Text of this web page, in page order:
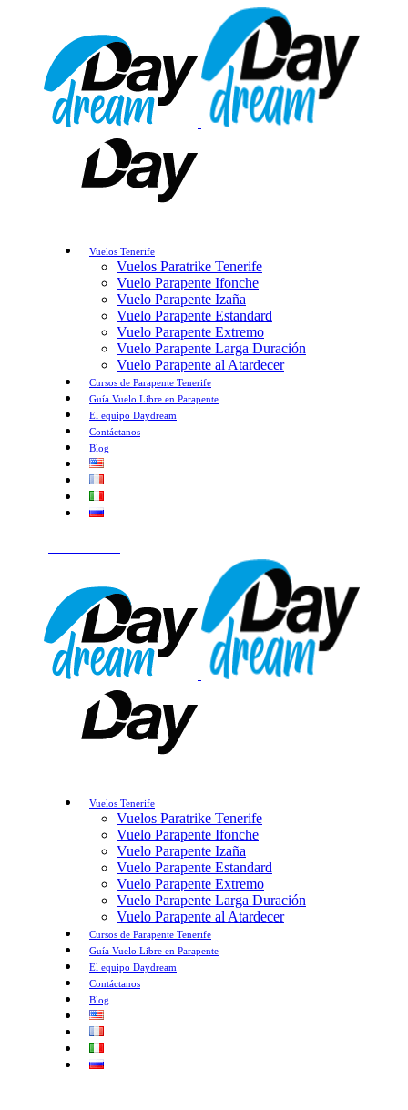
Vuelos Tenerife
Vuelos Paratrike Tenerife
Vuelo Parapente Ifonche
Vuelo Parapente Izaña
Vuelo Parapente Estandard
Vuelo Parapente Extremo
Vuelo Parapente Larga Duración
Vuelo Parapente al Atardecer
Cursos de Parapente Tenerife
Guía Vuelo Libre en Parapente
El equipo Daydream
Contáctanos
Blog
Vuelos Tenerife
Vuelos Paratrike Tenerife
Vuelo Parapente Ifonche
Vuelo Parapente Izaña
Vuelo Parapente Estandard
Vuelo Parapente Extremo
Vuelo Parapente Larga Duración
Vuelo Parapente al Atardecer
Cursos de Parapente Tenerife
Guía Vuelo Libre en Parapente
El equipo Daydream
Contáctanos
Blog